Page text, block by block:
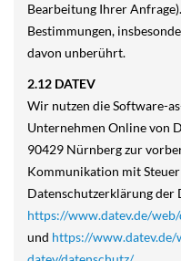
Bearbeitung Ihrer
Bestimmungen,
davon unberührt.
2.12 DATEV
Wir nutzen die Software-
Unternehmen Online von
90429 Nürnberg zur
Kommunikation mit
Datenschutzerklärung der
https://www.datev.de/
und https://www.datev.de/